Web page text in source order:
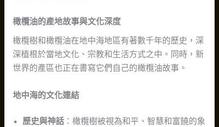
橄欖油的產地故事與文化深度
橄欖樹和橄欖油在地中海地區有著數千年的歷史，深
深植根於當地文化、宗教和生活方式之中。同時，新
世界的產區也正在書寫它們自己的橄欖油故事。
地中海的文化連結
歷史與神話 ：橄欖樹被視為和平、智慧和富饒的象